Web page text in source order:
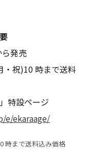
発売
・祝)10 時まで送料
特設ページ
e/ekaraage/
時まで送料込み価格